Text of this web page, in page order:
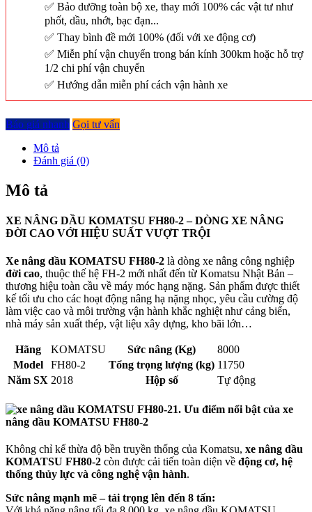
Bảo dưỡng toàn bộ xe, thay mới 100% các vật tư như
phốt, dầu, nhớt, bạc đạn...
Thay bình đề mới 100% (đối với xe động cơ)
Miễn phí vận chuyển trong bán kính 300km hoặc hỗ trợ
1/2 chi phí vận chuyển
Hướng dẫn miễn phí cách vận hành xe
Báo giá nhanh Gọi tư vấn
Mô tả
Đánh giá (0)
Mô tả
XE NÂNG DẦU KOMATSU FH80-2 – DÒNG XE NÂNG
ĐỜI CAO VỚI HIỆU SUẤT VƯỢT TRỘI
Xe nâng dầu KOMATSU FH80-2 là dòng xe nâng công nghiệp
đời cao, thuộc thế hệ FH-2 mới nhất đến từ Komatsu Nhật Bản –
thương hiệu toàn cầu về máy móc hạng nặng. Sản phẩm được thiết
kế tối ưu cho các hoạt động nâng hạ nặng nhọc, yêu cầu cường độ
làm việc cao và môi trường vận hành khắc nghiệt như cảng biển,
nhà máy sản xuất thép, vật liệu xây dựng, kho bãi lớn…
Hãng KOMATSU Sức nâng (Kg)
8000
Model
FH80-2 Tổng trọng lượng (kg) 11750
Năm SX 2018 Hộp số Tự động
1. Ưu điểm nổi bật của xe
nâng dầu KOMATSU FH80-2
Không chỉ kế thừa độ bền truyền thống của Komatsu, xe nâng dầu
KOMATSU FH80-2 còn được cải tiến toàn diện về động cơ, hệ
thống thủy lực và công nghệ vận hành.
Sức nâng mạnh mẽ – tải trọng lên đến 8 tấn: